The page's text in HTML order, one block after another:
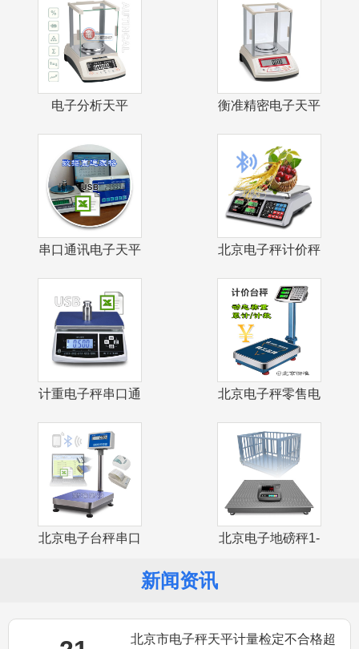
电子分析天平
衡准精密电子天平
串口通讯电子天平
北京电子秤计价秤
计重电子秤串口通
北京电子秤零售电
北京电子台秤串口
北京电子地磅秤1-
新闻资讯
北京市电子秤天平计量检定不合格超